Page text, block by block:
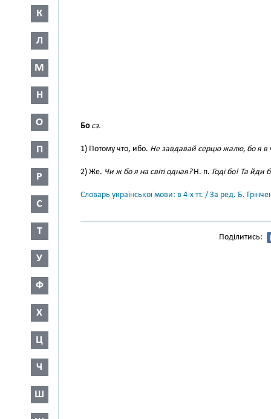
К
Л
М
Н
О
П
Р
С
Т
У
Ф
Х
Ц
Ч
Ш
Бо сз.
1) Потому что, ибо. Не завдавай серцю жалю, бо я в
2) Же. Чи ж бо я на світі одная?Н. п. Годі бо! Та йди
Словарь української мови: в 4-х тт. / За ред. Б.
Поділитись: